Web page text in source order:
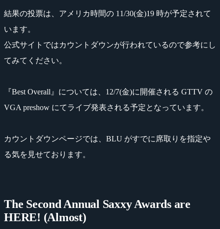
結果の投票は、アメリカ時間の 11/30(金)19 時が予定されて
います。
公式サイトではカウントダウンが行われているので参考にし
てみてください。
『Best Overall』については、12/7(金)に開催される GTTV の
VGA preshow にてライブ発表される予定となっています。
カウントダウンページでは、BLU がすでに席取りを指定や
る気を見せております。
The Second Annual Saxxy Awards are
HERE! (Almost)